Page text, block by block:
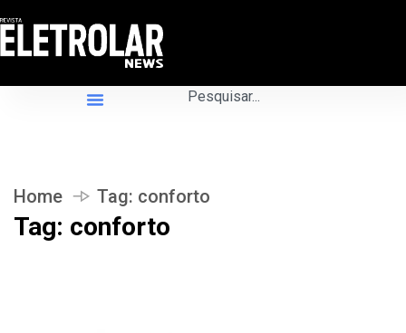
Home Tag: conforto
Tag: conforto